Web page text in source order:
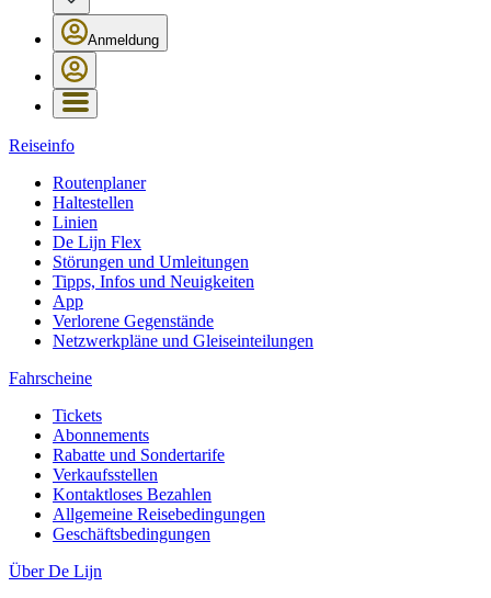
Anmeldung
Reiseinfo
Routenplaner
Haltestellen
Linien
De Lijn Flex
Störungen und Umleitungen
Tipps, Infos und Neuigkeiten
App
Verlorene Gegenstände
Netzwerkpläne und Gleiseinteilungen
Fahrscheine
Tickets
Abonnements
Rabatte und Sondertarife
Verkaufsstellen
Kontaktloses Bezahlen
Allgemeine Reisebedingungen
Geschäftsbedingungen
Über De Lijn